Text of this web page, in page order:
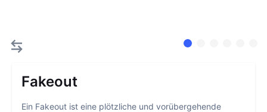
Fakeout
Ein Fakeout ist eine plötzliche und vorübergehende